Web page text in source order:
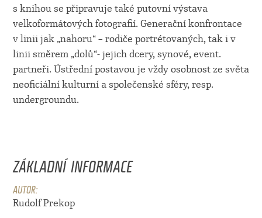
s knihou se připravuje také putovní výstava
velkoformátových fotografií. Generační konfrontace
v linii jak „nahoru“ – rodiče portrétovaných, tak i v
linii směrem „dolů“- jejich dcery, synové, event.
partneři. Ústřední postavou je vždy osobnost ze světa
neoficiální kulturní a společenské sféry, resp.
undergroundu.
ZÁKLADNÍ INFORMACE
AUTOR:
Rudolf Prekop